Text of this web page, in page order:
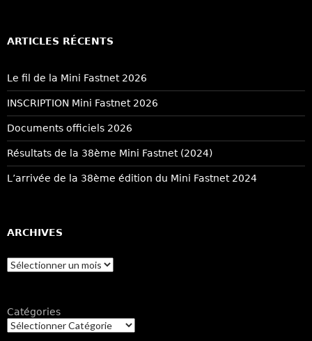
ARTICLES RÉCENTS
Le fil de la Mini Fastnet 2026
INSCRIPTION Mini Fastnet 2026
Documents officiels 2026
Résultats de la 38ème Mini Fastnet (2024)
L’arrivée de la 38ème édition du Mini Fastnet 2024
ARCHIVES
Archives
Catégories